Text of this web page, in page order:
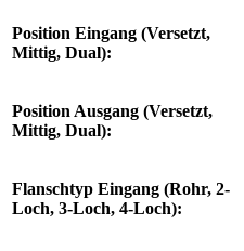
Position Eingang (Versetzt,
Mittig, Dual):
Position Ausgang (Versetzt,
Mittig, Dual):
Flanschtyp Eingang (Rohr, 2-
Loch, 3-Loch, 4-Loch):